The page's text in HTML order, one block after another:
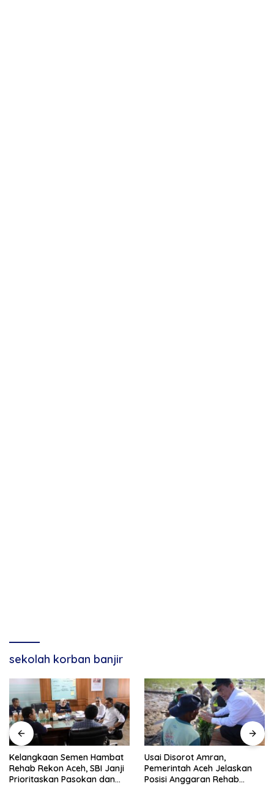
sekolah korban banjir
Kelangkaan Semen Hambat
Rehab Rekon Aceh, SBI Janji
Prioritaskan Pasokan dan
Usai Disorot Amran,
Pemerintah Aceh Jelaskan
Posisi Anggaran Rehab